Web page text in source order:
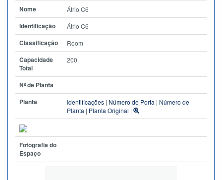
Nome
Átrio C6
Identificação Átrio C6
Classificação Room
Capacidade
Total
200
Nº de Planta
Planta
Identificações | Número de Porta | Número de
Planta | Planta Original |
Fotografia do
Espaço